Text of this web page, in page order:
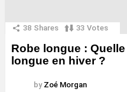
38 Shares 33 Votes
Robe longue :
longue en hiver ?
by Zoé Morgan